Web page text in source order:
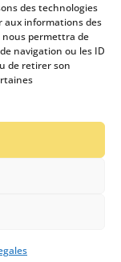
des technologies
aux informations des
nous permettra de
navigation ou les ID
de retirer son
2019 -2024